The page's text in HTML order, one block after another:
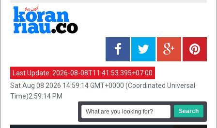
Last Update: 2026-08-08T11:41:53.395+07:00
Sat Aug 08 2026 14:59:14 GMT+0000 (Coordinated Universal
Time)2:59:14 PM